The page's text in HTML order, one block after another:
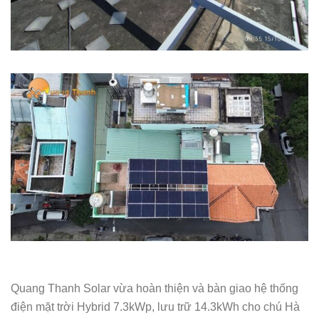
Quang Thanh Solar vừa hoàn thiện và bàn giao hệ thống
điện mặt trời Hybrid 7.3kWp, lưu trữ 14.3kWh cho chú Hà